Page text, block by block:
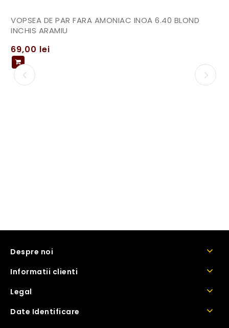
VOPSEA DE PAR FARA AMONIAC INOA 6.40 BLOND
INCHIS ARAMIU
69,00 lei
Despre noi
Informatii clienti
Legal
Date Identificare